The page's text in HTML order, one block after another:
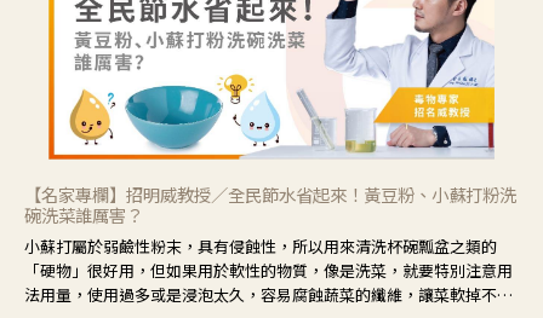
【名家專欄】招明威教授／全民節水省起來！黃豆粉、小蘇打粉洗
碗洗菜誰厲害？
小蘇打屬於弱鹼性粉末，具有侵蝕性，所以用來清洗杯碗瓢盆之類的
「硬物」很好用，但如果用於軟性的物質，像是洗菜，就要特別注意用
法用量，使用過多或是浸泡太久，容易腐蝕蔬菜的纖維，讓菜軟掉不清